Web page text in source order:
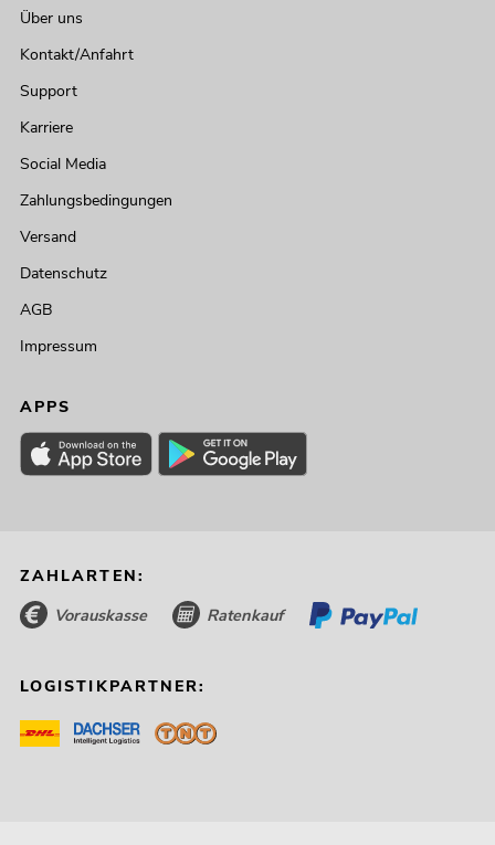
Über uns
Kontakt/Anfahrt
Support
Karriere
Social Media
Zahlungsbedingungen
Versand
Datenschutz
AGB
Impressum
APPS
ZAHLARTEN:
Vorauskasse Ratenkauf
LOGISTIKPARTNER: